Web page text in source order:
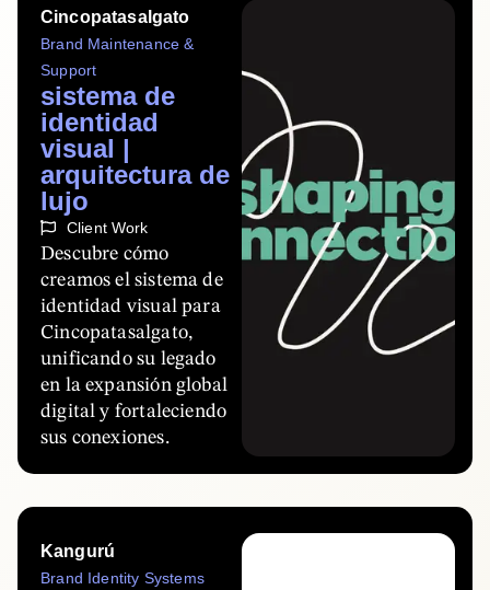
Cincopatasalgato
Brand Maintenance &
Support
sistema de
identidad
visual |
arquitectura de
lujo
Client Work
Descubre cómo
creamos el sistema de
identidad visual para
Cincopatasalgato,
unificando su legado
en la expansión global
digital y fortaleciendo
sus conexiones.
Kangurú
Brand Identity Systems